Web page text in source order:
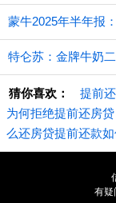
蒙牛2025年半年报
特仑苏：金牌牛奶
猜你喜欢： 提前
为何拒绝提前还房贷
么还房贷提前还款
有疑